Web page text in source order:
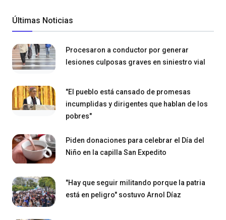
Últimas Noticias
Procesaron a conductor por generar
lesiones culposas graves en siniestro vial
"El pueblo está cansado de promesas
incumplidas y dirigentes que hablan de los
pobres"
Piden donaciones para celebrar el Día del
Niño en la capilla San Expedito
"Hay que seguir militando porque la patria
está en peligro" sostuvo Arnol Díaz